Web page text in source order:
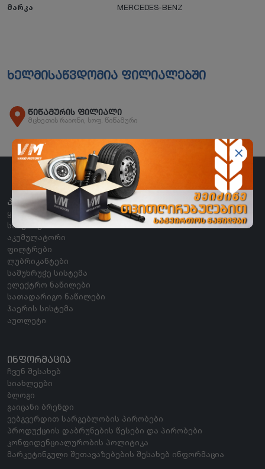
მარკა
MERCEDES-BENZ
ხელმისაწვდომია ფილიალებში
წიწამურის ფილიალი
მცხეთის რაიონი, სოფ. წიწამური
ᲙᲐᲢᲔᲒᲝᲠᲘᲔᲑᲘ
ყველა კატეგორია
საბურავი
აკუმულატორი
ფილტრები
ლუბრიკანტები
სამუხრუჭე სისტემა
ელექტრო ნაწილები
სათადარიგო ნაწილები
ჰაერის სისტემა
აუთლეტი
ᲘᲜᲤᲝᲠᲛᲐᲪᲘᲐ
ჩვენ შესახებ
სიახლეები
ბლოგი
გაიცანი ბრენდი
ვებგვერდით სარგებლობის პირობები
პროდუქციის დაბრუნების წესები და პირობები
კონფიდენციალურობის პოლიტიკა
მარკეტინგული შეთავაზებების შესახებ ინფორმაცია